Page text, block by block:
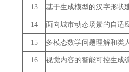
13 基于生成模型的汉字形状
14 面向城市动态场景的自适
15 多模态数学问题理解和类
16 视觉内容的智能可控生成